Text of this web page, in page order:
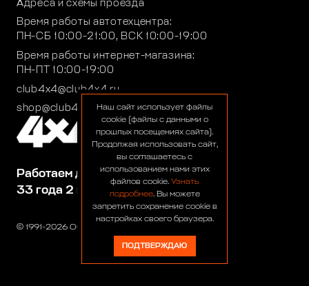
© 1991-2026 ООО «Сервис 4х4»
Работаем для вас:
33 года 2 месяца 22 дня
Адреса и схемы проезда
Время работы автотехцентра:
ПН-СБ 10:00-21:00, ВСК 10:00-19:00
Время работы интернет-магазина:
ПН-ПТ 10:00-19:00
club4x4@club4x4.ru
shop@club4x4.ruНаш сайт использует файлы
cookie (файлы с данными о
прошлых посещениях сайта).
Продолжая использовать сайт,
вы соглашаетесь с
использованием нами этих
файлов cookie. Узнать
подробнее. Вы можете
запретить сохранение cookie в
настройках своего браузера.
ПОДТВЕРЖДАЮ